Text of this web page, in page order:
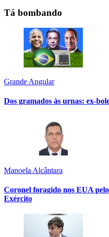
Tá bombando
Grande Angular
Dos gramados às urnas: ex-
Manoela Alcântara
Coronel foragido nos EUA
Exército